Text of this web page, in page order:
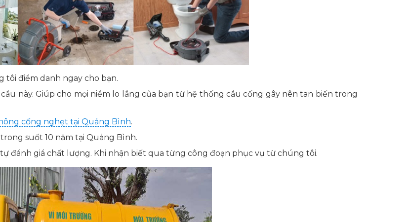
tôi điểm danh ngay cho bạn.
này. Giúp cho mọi niềm lo lắng của bạn từ hệ thống cầu cống gây nên tan biến trong
cống nghẹt tại Quảng Bình.
suốt 10 năm tại Quảng Bình.
đánh giá chất lượng. Khi nhận biết qua từng công đoạn phục vụ từ chúng tôi.